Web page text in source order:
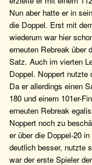
Nun aber hatte er in
die Doppel. Erst mit
wiederum war hier
erneuten Rebreak über
Satz. Auch im vierten
Doppel. Noppert nutzte
Da er allerdings einen
180 und einem 101er-
erneuten Rebreak
Noppert noch zu
er über die Doppel-20
deutlich besser, nutzte
war der erste Spieler